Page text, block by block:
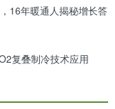
16年暖通人揭秘增长答
复叠制冷技术应用